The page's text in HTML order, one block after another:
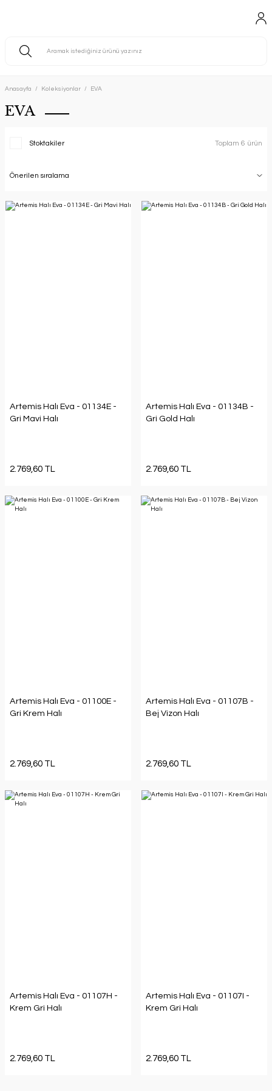
Anasayfa Koleksiyonlar EVA
EVA
Stoktakiler Toplam 6 ürün
Artemis Halı Eva - 01134E -
Gri Mavi Halı
2.769,60 TL
Artemis Halı Eva - 01134B -
Gri Gold Halı
2.769,60 TL
Artemis Halı Eva - 01100E -
Gri Krem Halı
2.769,60 TL
Artemis Halı Eva - 01107B -
Bej Vizon Halı
2.769,60 TL
Artemis Halı Eva - 01107H -
Krem Gri Halı
2.769,60 TL
Artemis Halı Eva - 01107I -
Krem Gri Halı
2.769,60 TL